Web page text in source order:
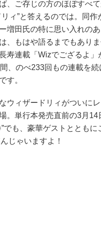
、ご存じの方のほぼすべて
ィ”と答えるのでは。同作
増田氏の特に思い入れの
、もはや語るまでもあり
寿連載「Wizでござるよ」
、のべ233回もの連載を続
す。
ウィザードリィがついにレ
。単行本発売直前の3月14
でも、豪華ゲストとともに
じゃいますよ！